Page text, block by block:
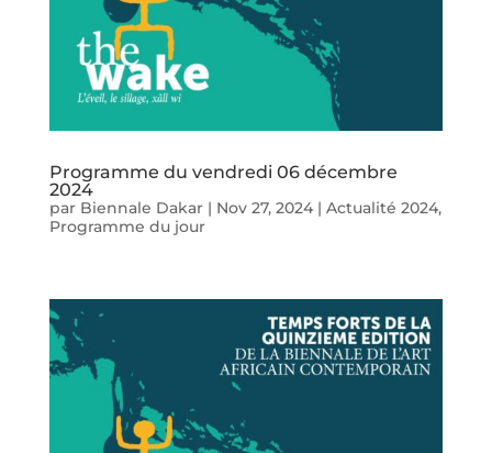
Programme du vendredi 06 décembre
2024
par Biennale Dakar| Nov 27, 2024| Actualité 2024,
Programme du jour